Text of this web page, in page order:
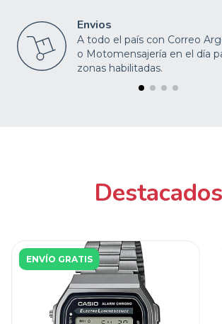
Envios
A todo el país con Correo
o Motomensajería en el día
zonas habilitadas.
Destacados
ENVÍO GRATIS